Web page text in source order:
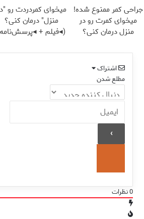
جراحی کمر ممنوع شده!
میخوای کمرت رو در
منزل درمان کنی؟
میخوای کمردردت رو
منزل" درمان کنی؟
(◂فیلم +
اشتراک
مطلع شدن
0نظرات